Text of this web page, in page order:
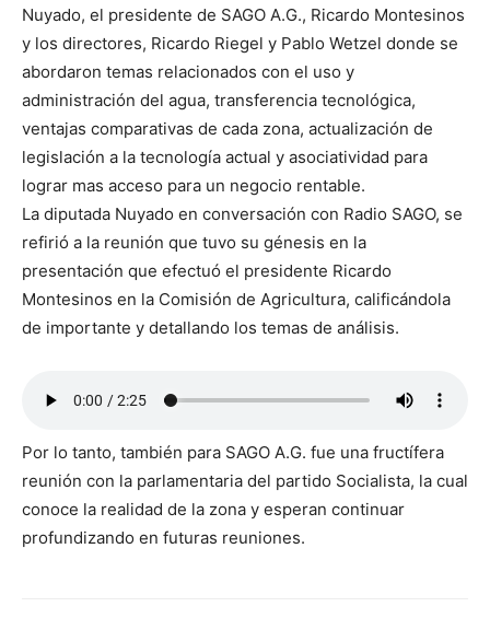
Nuyado, el presidente de SAGO A.G., Ricardo Montesinos
y los directores, Ricardo Riegel y Pablo Wetzel donde se
abordaron temas relacionados con el uso y
administración del agua, transferencia tecnológica,
ventajas comparativas de cada zona, actualización de
legislación a la tecnología actual y asociatividad para
lograr mas acceso para un negocio rentable.
La diputada Nuyado en conversación con Radio SAGO, se
refirió a la reunión que tuvo su génesis en la
presentación que efectuó el presidente Ricardo
Montesinos en la Comisión de Agricultura, calificándola
de importante y detallando los temas de análisis.
Por lo tanto, también para SAGO A.G. fue una fructífera
reunión con la parlamentaria del partido Socialista, la cual
conoce la realidad de la zona y esperan continuar
profundizando en futuras reuniones.